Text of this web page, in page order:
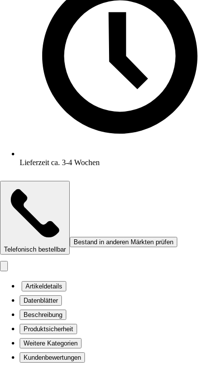
Lieferzeit ca. 3-4 Wochen
Telefonisch bestellbar
Bestand in anderen Märkten prüfen
Artikeldetails
Datenblätter
Beschreibung
Produktsicherheit
Weitere Kategorien
Kundenbewertungen